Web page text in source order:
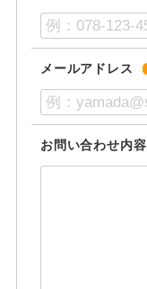
メールアドレス
お問い合わせ内容